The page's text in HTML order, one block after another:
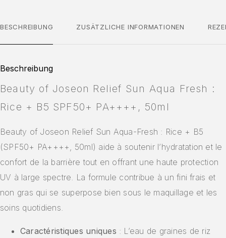
BESCHREIBUNG ZUSÄTZLICHE INFORMATIONEN
Beschreibung
Beauty of Joseon Relief Sun Aqua Fresh :
Rice + B5 SPF50+ PA++++, 50ml
Beauty of Joseon Relief Sun Aqua-Fresh : Rice + B5
(SPF50+ PA++++, 50ml) aide à soutenir l’hydratation et le
confort de la barrière tout en offrant une haute protection
UV à large spectre. La formule contribue à un fini frais et
non gras qui se superpose bien sous le maquillage et les
soins quotidiens.
Caractéristiques uniques : L’eau de graines de riz